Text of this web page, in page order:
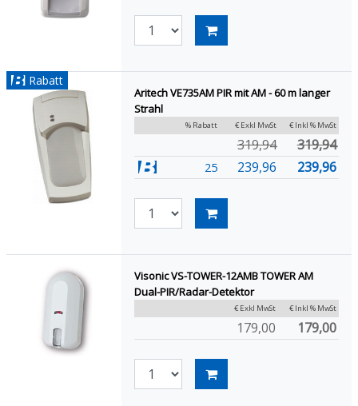
Rabatt
Aritech VE735AM PIR mit AM - 60 m langer
Strahl
% Rabatt € Exkl MwSt € Inkl % MwSt
319,94 319,94
25 239,96 239,96
Visonic VS-TOWER-12AMB TOWER AM
Dual-PIR/Radar-Detektor
€ Exkl MwSt € Inkl % MwSt
179,00 179,00